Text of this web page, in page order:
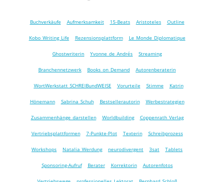
Buchverkäufe Aufmerksamkeit 15-Beats Aristoteles Outline
Kobo Writing Life Rezensionsplattform Le Monde Diplomatique
Ghostwriterin Yvonne de Andrés Streaming
Branchennetzwerk Books on Demand Autorenberaterin
WortWerkstatt SCHREIBundWEISE Vorurteile Stimme Katrin
Hönemann Sabrina Schuh Bestsellerautorin Werbestrategien
Zusammenhänge darstellen Worldbuilding Coppenrath Verlag
Vertriebsplattformen 7-Punkte-Plot Texterin Schreibprozess
Workshops Natalia Werdung neurodivergent 3sat Tablets
Sponsoring-Aufruf Berater Korrektorin Autorenfotos